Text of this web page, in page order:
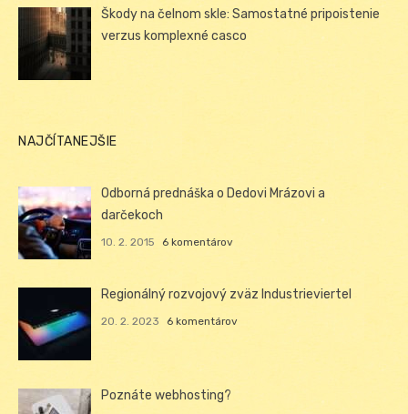
Škody na čelnom skle: Samostatné pripoistenie
verzus komplexné casco
NAJČÍTANEJŠIE
Odborná prednáška o Dedovi Mrázovi a
darčekoch
10. 2. 2015 6 komentárov
Regionálný rozvojový zväz Industrieviertel
20. 2. 2023 6 komentárov
Poznáte webhosting?